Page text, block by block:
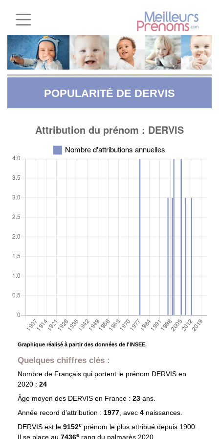
POPULARITÉ DE DERVIS
Graphique réalisé à partir des données de l'INSEE.
Quelques chiffres clés :
Nombre de Français qui portent le prénom DERVIS en
2020 : 24
Âge moyen des DERVISen France : 23 ans.
Année record d’attribution : 1977, avec 4 naissances.
DERVIS est le 9152eprénom le plus attribué depuis 1900.
Il se place au 7436e rang du palmarès 2020.